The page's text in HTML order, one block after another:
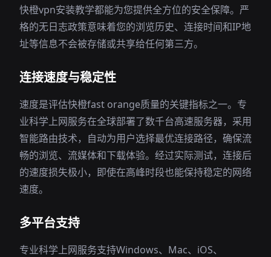
快橙vpn安装教学都能为您提供全方位的安全保障。严
格的无日志政策意味着您的浏览历史、连接时间和IP地
址等信息不会被存储或共享给任何第三方。
连接速度与稳定性
速度是评估快橙fast orange质量的关键指标之一。专
业科学上网服务在全球部署了数千台高速服务器，采用
智能路由技术，自动为用户选择最优连接路径，确保流
畅的浏览、流媒体和下载体验。经过实际测试，连接后
的速度损失极小，即使在高峰时段也能保持稳定的网络
速度。
多平台支持
专业科学上网服务支持Windows、Mac、iOS、